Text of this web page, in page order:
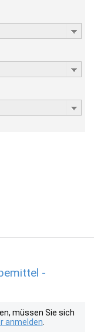
-
müssen Sie sich
anmelden